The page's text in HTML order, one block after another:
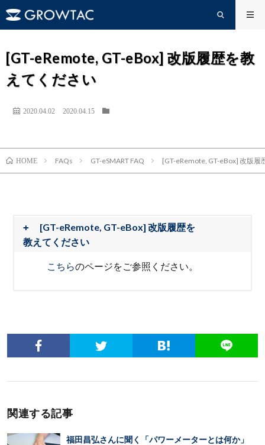
[GT-eRemote, GT-eBox] 改版履歴を教
えてください
2020.04.02 2020.04.15
HOME FAQs GT-eSMART FAQ [GT-eRemote, GT-eBox] 改版履
[GT-eRemote, GT-eBox] 改版履歴を
教えてください
こちらのページをご参照ください。
関連する記事
福田昌弘さんに聞く「パワーメーターとは何か」